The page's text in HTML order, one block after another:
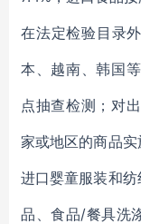
在法定检验目录
本、越南、韩国
点抽查检测；对
家或地区的商品实
进口婴童服装和
品、食品/餐具洗